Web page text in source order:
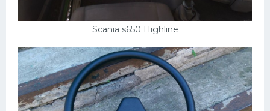
Scania s650 Highline